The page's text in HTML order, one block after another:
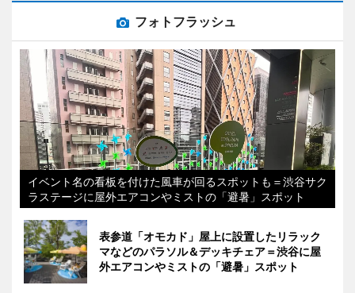
フォトフラッシュ
イベント名の看板を付けた風車が回るスポットも＝渋谷サク
ラステージに屋外エアコンやミストの「避暑」スポット
表参道「オモカド」屋上に設置したリラック
マなどのパラソル＆デッキチェア＝渋谷に屋
外エアコンやミストの「避暑」スポット